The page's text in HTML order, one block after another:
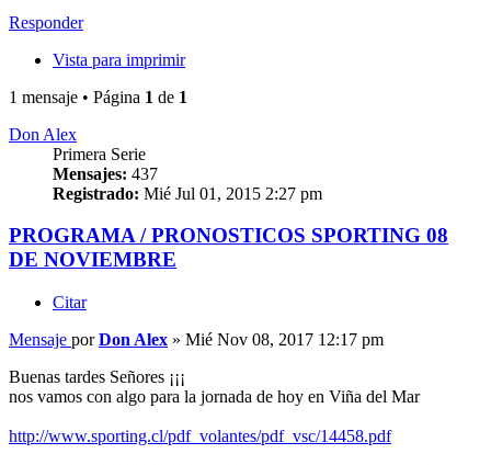
Responder
Vista para imprimir
1 mensaje • Página 1 de 1
Don Alex
Primera Serie
Mensajes: 437
Registrado: Mié Jul 01, 2015 2:27 pm
PROGRAMA / PRONOSTICOS SPORTING 08
DE NOVIEMBRE
Citar
Mensaje porDon Alex » Mié Nov 08, 2017 12:17 pm
Buenas tardes Señores ¡¡¡
nos vamos con algo para la jornada de hoy en Viña del Mar
http://www.sporting.cl/pdf_volantes/pdf_vsc/14458.pdf